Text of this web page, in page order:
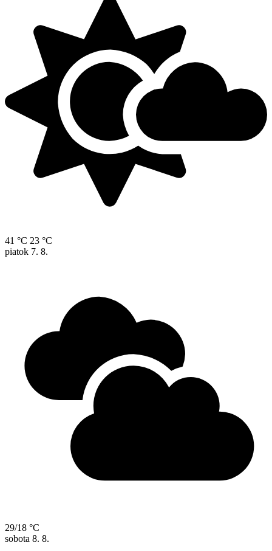
41 °C 23 °C
piatok 7. 8.
29/18 °C
sobota 8. 8.